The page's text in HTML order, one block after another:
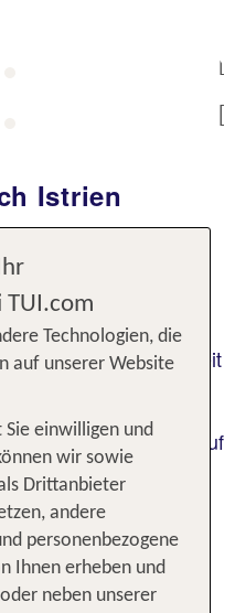
Istrien
Rundum-Sorglos-
Dank des
Flug und bei
sparst Du Dir Zeit
kannst Dich sofort
die myTUI-App, um auf
oder die Reise
ist: Aufgrund der
kommst Du in den
Pauschalreisen
TUI.com
Technologien, die
auf unserer Website
einwilligen und
wir sowie
Drittanbieter
andere
personenbezogene
Ihnen erheben und
neben unserer